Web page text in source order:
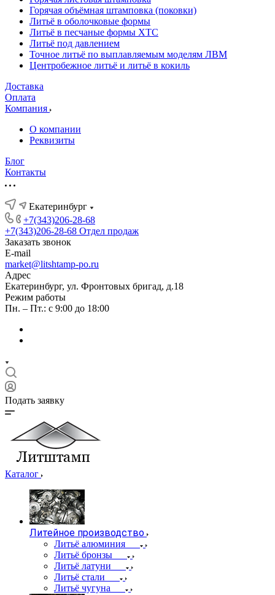
Горячая объёмная штамповка (поковки)
Литьё в оболочковые формы
Литьё в песчаные формы ХТС
Литьё под давлением
Точное литьё по выплавляемым моделям ЛВМ
Центробежное литьё и литьё в кокиль
Доставка
Оплата
Компания
О компании
Реквизиты
Блог
Контакты
Екатеринбург
+7(343)206-28-68
+7(343)206-28-68 Отдел продаж
Заказать звонок
E-mail
market@litshtamp-po.ru
Адрес
Екатеринбург, ул. Фронтовых бригад, д.18
Режим работы
Пн. – Пт.: с 9:00 до 18:00
Подать заявку
Каталог
Литейное производство
Литьё алюминия
Литьё бронзы
Литьё латуни
Литьё стали
Литьё чугуна